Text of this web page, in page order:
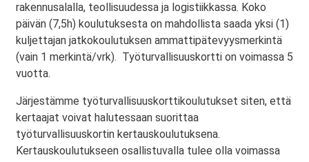
rakennusalalla, teollisuudessa ja logistiikkassa. Koko
päivän (7,5h) koulutuksesta on mahdollista saada yksi (1)
kuljettajan jatkokoulutuksen ammattipätevyysmerkintä
(vain 1 merkintä/vrk). Työturvallisuuskortti on voimassa 5
vuotta.
Järjestämme työturvallisuuskorttikoulutukset siten, että
kertaajat voivat halutessaan suorittaa
työturvallisuuskortin kertauskoulutuksena.
Kertauskoulutukseen osallistuvalla tulee olla voimassa